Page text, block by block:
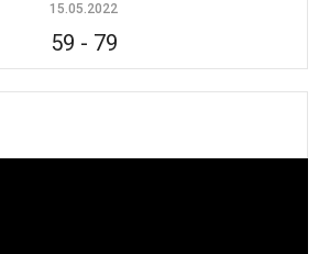
15.05.2022
59 - 79